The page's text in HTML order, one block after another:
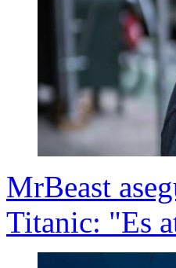
MrBeast
Titanic: "Es